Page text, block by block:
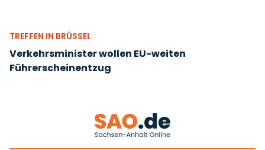
TREFFEN IN BRÜSSEL
Verkehrsminister wollen EU-weiten
Führerscheinentzug